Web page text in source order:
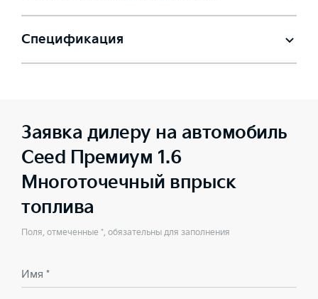
Спецификация
Заявка дилеру на автомобиль
Ceed Премиум 1.6
Многоточечный впрыск
топлива
Поля, отмеченные *, обязательны для заполнения
Имя *